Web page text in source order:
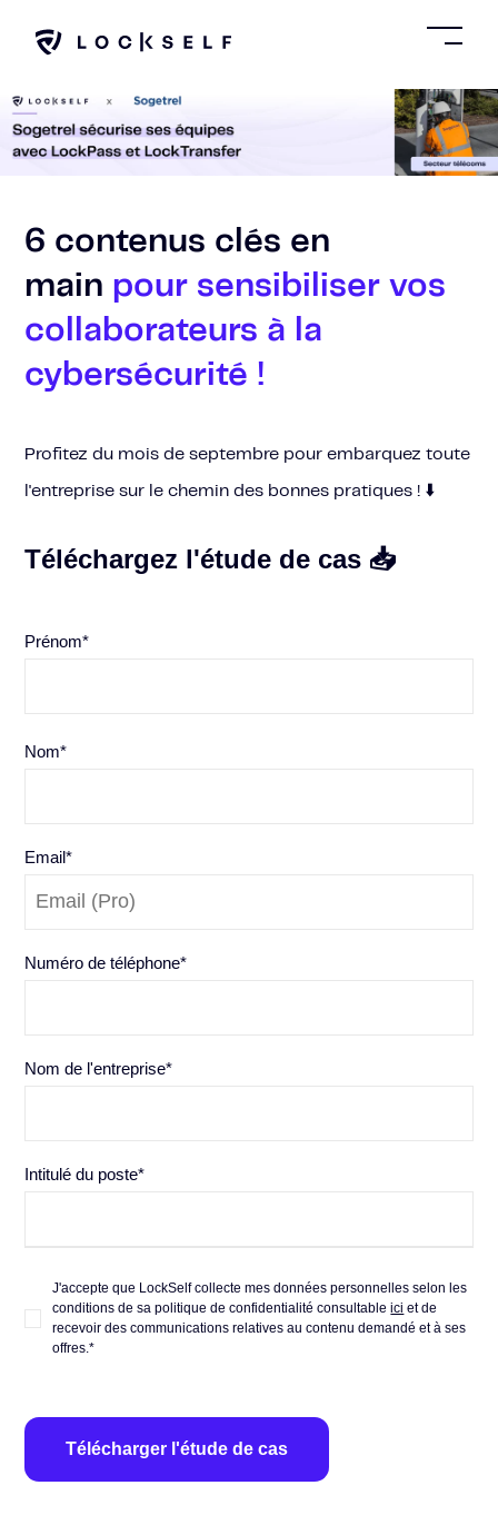
CONTENT
Menu
6 contenus clés en
main pour sensibiliser vos
collaborateurs à la
cybersécurité !
Profitez du mois de septembre pour embarquez toute
l'entreprise sur le chemin des bonnes pratiques ! ⬇️
Téléchargez l'étude de cas 📥
Prénom*
Nom*
Email*
Numéro de téléphone*
Nom de l'entreprise*
Intitulé du poste*
J'accepte que LockSelf collecte mes données personnelles selon les
conditions de sa politique de confidentialité consultableici et de
recevoir des communications relatives au contenu demandé et à ses
offres.*